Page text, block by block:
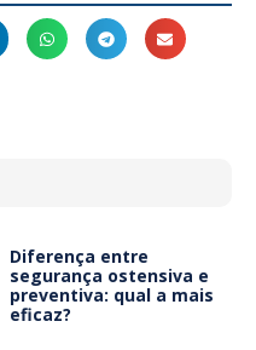
Diferença entre
segurança ostensiva e
preventiva: qual a mais
eficaz?